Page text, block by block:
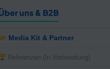
uns & B2B
Media Kit & Partner
Referenzen (In Vorbereitung)